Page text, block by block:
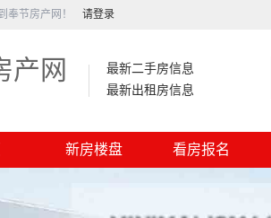
奉节房产网！ 请登录
产网
最新二手房信息
最新出租房信息
新房楼盘 看房报名